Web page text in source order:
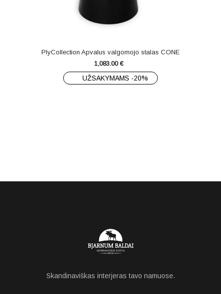
PlyCollection Apvalus valgomojo stalas CONE
1,083.00 €
UŽSAKYMAMS -20%
Skandinaviškas interjeras tavo namuose.